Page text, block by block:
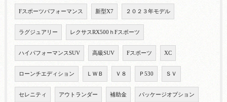
Fスポーツパフォーマンス 新型X7 ２０２３年モデル
ラグジュアリー レクサスRX500ｈFスポーツ
ハイパフォーマンスSUV 高級SUV Fスポーツ XC
ローンチエディション ＬＷＢ Ｖ８ Ｐ530 ＳＶ
セレニティ アウトランダー 補助金 パッケージオプション